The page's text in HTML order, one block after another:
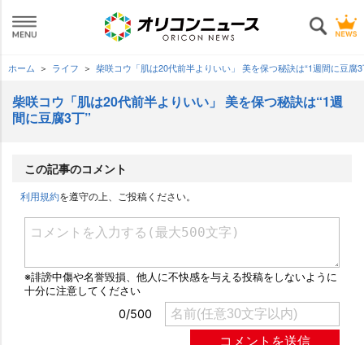
ホーム ライフ 柴咲コウ「肌は20代前半よりいい」 美を保つ秘訣は“1週間に豆腐3
柴咲コウ「肌は20代前半よりいい」 美を保つ秘訣は“1週
間に豆腐3丁”
この記事のコメント
利用規約を遵守の上、ご投稿ください。